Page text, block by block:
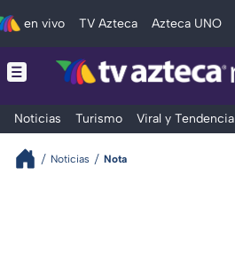
en vivo TV Azteca Azteca UNO
Noticias Turismo Viral y Tendencia
Noticias Nota